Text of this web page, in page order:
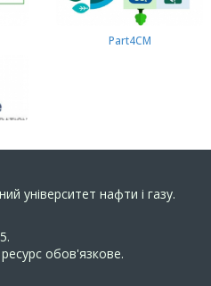
Part4СМ
університет нафти і газу.
обов'язкове.